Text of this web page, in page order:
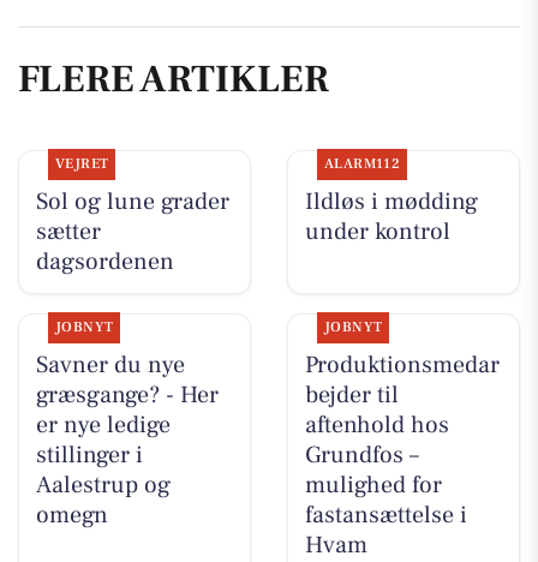
FLERE ARTIKLER
VEJRET
Sol og lune grader
sætter
dagsordenen
ALARM112
Ildløs i mødding
under kontrol
JOBNYT
Savner du nye
græsgange? - Her
er nye ledige
stillinger i
Aalestrup og
omegn
JOBNYT
Produktionsmedar
bejder til
aftenhold hos
Grundfos –
mulighed for
fastansættelse i
Hvam